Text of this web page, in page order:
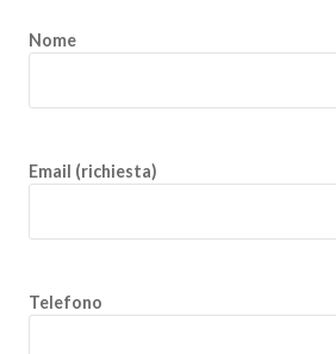
Nome
Email (richiesta)
Telefono